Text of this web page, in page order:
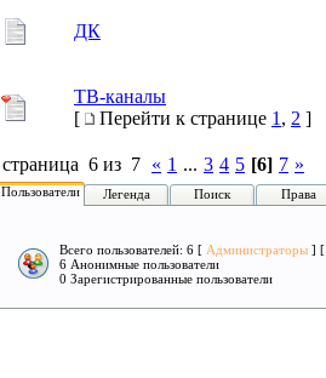
ДК
ТВ-каналы
[
Перейти к странице 1 , 2 ]
страница 6 из 7 « 1 ... 3 4 5 [6] 7 »
Пользователи Легенда Поиск Права
Всего пользователей: 6 [ Администраторы ]
6 Анонимные пользователи
0 Зарегистрированные пользователи